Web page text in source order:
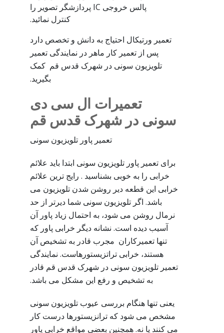
پالس خروجی IC پردازشگر تصویر را
کنترل نمائید.
تعمیر ورتیکال احتیاج به دانش و تخصص دارد
پس از تعمیر کار ماهر در نمایندگی تعمیر
تلویزیون سونی در شهرک قدس قم کمک
بگیرید.
تعمیرات ال سی دی
سونی در شهرک قدس قم
تعمیر پاور تلویزیون سونی
برای تعمیر پاور تلویزیون سونی ابتدا باید علائم
خرابی را به خوبی بشناسید . رایج ترین علائم
خرابی این قطعه دیر روشن شدن تلویزیون می
باشد. اگر تلویزیون سونی شما دیرتر از حد
نرمال روشن می شود، به احتمال زیاد پاور آن
آسیب دیده است. نشانه دیگر خرابی پاور که
تنها تعمیرکاران مجرب قادر به تشخیص آن
هستند، خرابی تراتزیستورهاست. نمایندگی
تعمیر تلویزیون سونی در شهرک قدس قم قادر
به تشخیص و رفع این مشکل می باشد.
یعنی تنها هنگام بررسی عیوب تلویزیون سونی
مشخص می شود که ترانزیستورها درست کار
می کنند یا نه. همچنین بعضی مواقع خرابی پاور